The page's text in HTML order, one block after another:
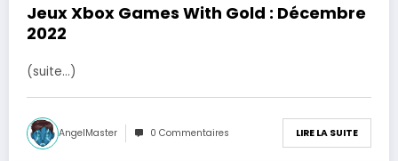
Jeux Xbox Games With Gold : Décembre
2022
(suite…)
AngelMaster 0 Commentaires LIRE LA SUITE